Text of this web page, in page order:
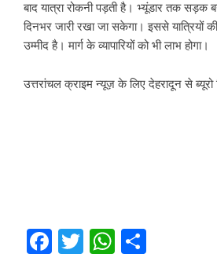
बाद यात्रा रोकनी पड़ती है। भ्यूंडार तक सड़क
दिनभर जारी रखा जा सकेगा। इससे यात्रियों की
उम्मीद है। मार्ग के व्यापारियों को भी लाभ होगा।
उत्तरांचल क्राइम न्यूज़ के लिए देहरादून से ब्यूरो
Facebook
Twitter